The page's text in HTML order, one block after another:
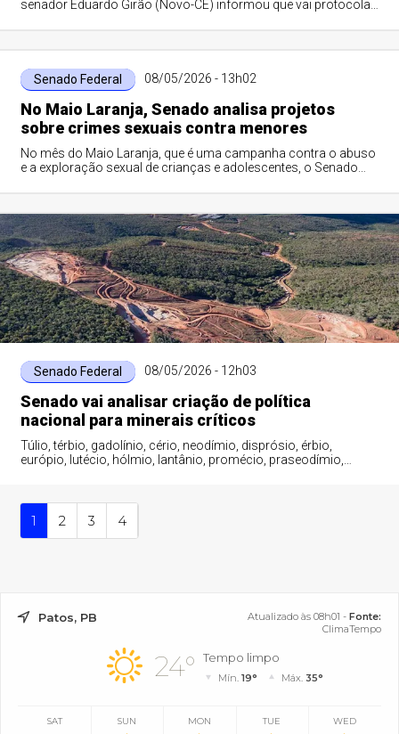
senador Eduardo Girão (Novo-CE) informou que vai protocolar
Senado Federal 08/05/2026 - 13h02
No Maio Laranja, Senado analisa projetos
sobre crimes sexuais contra menores
No mês do Maio Laranja, que é uma campanha contra o abuso
e a exploração sexual de crianças e adolescentes, o Senado
Senado Federal 08/05/2026 - 12h03
Senado vai analisar criação de política
nacional para minerais críticos
Túlio, térbio, gadolínio, cério, neodímio, disprósio, érbio,
európio, lutécio, hólmio, lantânio, promécio, praseodímio,
1 2 3 4
Patos, PB Atualizado às 08h01 - Fonte:
ClimaTempo
24° Tempo limpo
Mín.19° Máx. 35°
SAT SUN MON TUE WED